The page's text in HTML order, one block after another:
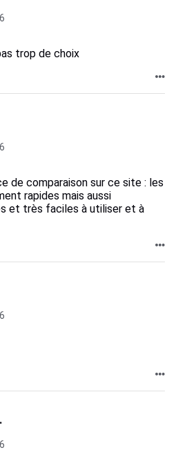
trop de choix
de comparaison sur ce site : les
rapides mais aussi
et très faciles à utiliser et à